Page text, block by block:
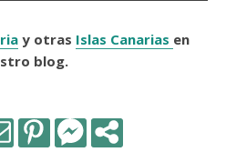
y otras Islas Canarias en
blog.